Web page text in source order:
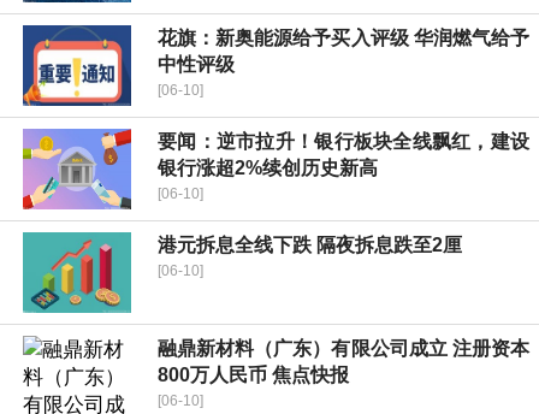
花旗：新奥能源给予买入评级 华润燃气给予
中性评级
[06-10]
要闻：逆市拉升！银行板块全线飘红，建设
银行涨超2%续创历史新高
[06-10]
港元拆息全线下跌 隔夜拆息跌至2厘
[06-10]
融鼎新材料（广东）有限公司成立 注册资本
800万人民币 焦点快报
[06-10]